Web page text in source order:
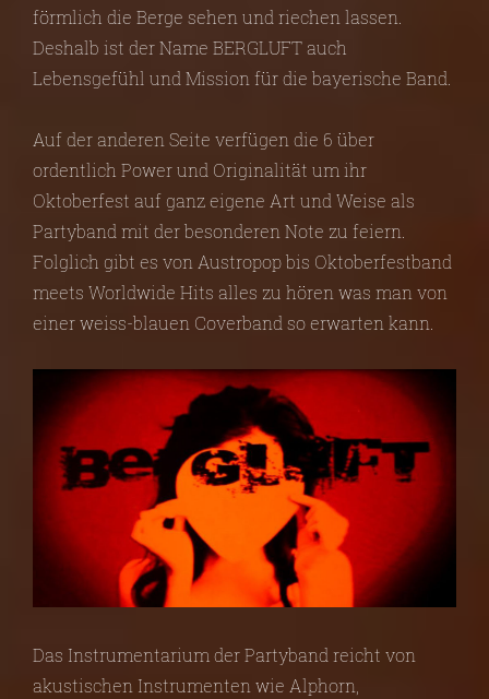
förmlich die Berge sehen und riechen lassen.
Deshalb ist der Name BERGLUFT auch
Lebensgefühl und Mission für die bayerische Band.
Auf der anderen Seite verfügen die 6 über
ordentlich Power und Originalität um ihr
Oktoberfest auf ganz eigene Art und Weise als
Partyband mit der besonderen Note zu feiern.
Folglich gibt es von Austropop bis Oktoberfestband
meets Worldwide Hits alles zu hören was man von
einer weiss-blauen Coverband so erwarten kann.
Das Instrumentarium der Partyband reicht von
akustischen Instrumenten wie Alphorn,